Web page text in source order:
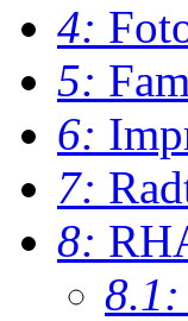
4:
5:
6:
7:
8:
8.1: